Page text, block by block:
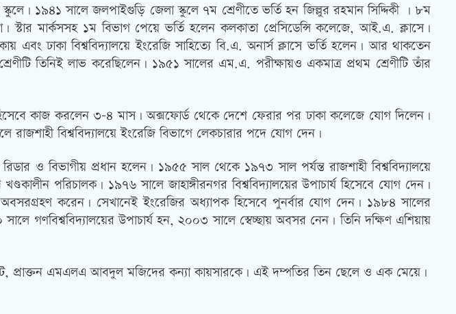
১৯৪১ সালে জলপাইগুড়ি জেলা স্কুলে ৭ম শ্রেণীতে ভর্তি হন জিল্লুর রহমান সিদ্দিকী । ৮ম
মার্কসসহ ১ম বিভাগ পেয়ে ভর্তি হলেন কলকাতা প্রেসিডেন্সি কলেজে, আই.এ. ক্লাসে।
ঢাকা বিশ্ববিদ্যালয়ে ইংরেজি সাহিত্যে বি.এ. অনার্স ক্লাসে ভর্তি হলেন। আর থাকতেন
তিনিই লাভ করেছিলেন। ১৯৫১ সালের এম.এ. পরীক্ষায়ও একমাত্র প্রথম শ্রেণীটি তাঁর
কাজ করলেন ৩-৪ মাস। অক্সফোর্ড থেকে দেশে ফেরার পর ঢাকা কলেজে যোগ দিলেন।
বিশ্ববিদ্যালয়ে ইংরেজি বিভাগে লেকচারার পদে যোগ দেন।
ও বিভাগীয় প্রধান হলেন। ১৯৫৫ সাল থেকে ১৯৭৩ সাল পর্যন্ত রাজশাহী বিশ্ববিদ্যালয়ে
পরিচালক। ১৯৭৬ সালে জাহাঙ্গীরনগর বিশ্ববিদ্যালয়ের উপাচার্য হিসেবে যোগ দেন।
অবসরগ্রহণ করেন। সেখানেই ইংরেজির অধ্যাপক হিসেবে পুনর্বার যোগ দেন। ১৯৮৪ সালের
গণবিশ্ববিদ্যালয়ের উপাচার্য হন, ২০০৩ সালে স্বেচ্ছায় অবসর নেন। তিনি দক্ষিণ এশিয়ায়
প্রাক্তন এমএলএ আবদুল মজিদের কন্যা কায়সারকে। এই দম্পতির তিন ছেলে ও এক মেয়ে।